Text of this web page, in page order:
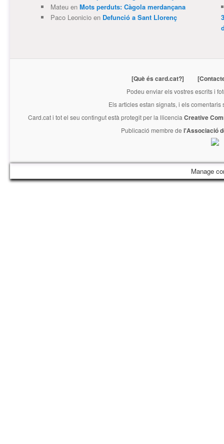
Mateuen Mots perduts: Càgola merdançana
Paco Leonicioen Defunció a Sant Llorenç
[Què és card.cat?]
Podeu enviar els vostres escrits i
Els articles estan signats, i els
Card.cati tot el seu contingut està protegit per la llicencia Creative
Publicació membre de l'Associació
Manage